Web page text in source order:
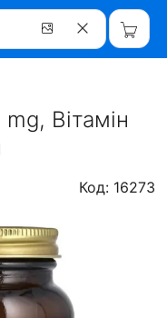
Вітамін
Код: 16273